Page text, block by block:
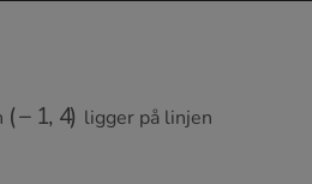
( 1, )
ligger på linjen